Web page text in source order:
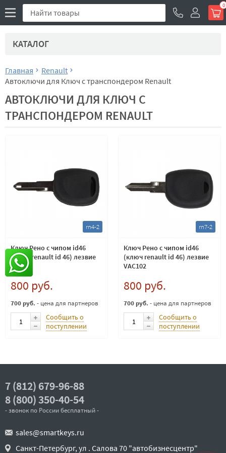
0
КАТАЛОГ
Главная
Renault
Автоключи для Ключ с транспондером Renault
АВТОКЛЮЧИ ДЛЯ КЛЮЧ С
ТРАНСПОНДЕРОМ RENAULT
rn4-2
Ключ Рено с чипом id46
(ключ renault id 46) лезвие
NE73
800 руб.
700 руб. - цена для партнеров
Сообщить о
поступлении
rn7-2
Ключ Рено с чипом id46
(ключ renault id 46) лезвие
VAC102
800 руб.
700 руб. - цена для партнеров
Сообщить о
поступлении
7 (812) 679-96-88
8 (800) 350-40-54
- звонок по России бесплатный -
sales@smartkeys.ru
Санкт-Петербург, ул . Салова 70 "автобизнесцентр"